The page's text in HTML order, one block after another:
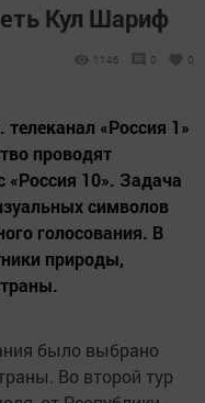
Кул Шариф
1146 0 0
«Россия 1»
проводят
«Россия 10». Задача
символов
голосования. В
природы,
было выбрано
Во второй тур